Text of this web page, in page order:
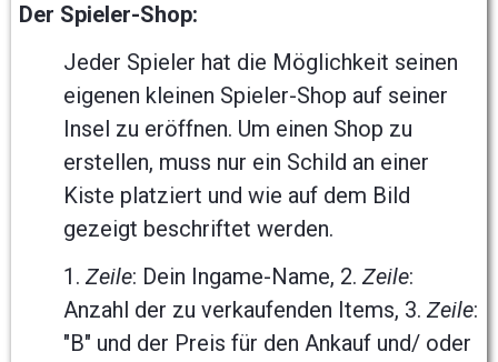
Der Spieler-Shop:
Jeder Spieler hat die Möglichkeit seinen
eigenen kleinen Spieler-Shop auf seiner
Insel zu eröffnen. Um einen Shop zu
erstellen, muss nur ein Schild an einer
Kiste platziert und wie auf dem Bild
gezeigt beschriftet werden.
1.Zeile: Dein Ingame-Name, 2.Zeile:
Anzahl der zu verkaufenden Items, 3.Zeile:
"B" und der Preis für den Ankauf und/ oder